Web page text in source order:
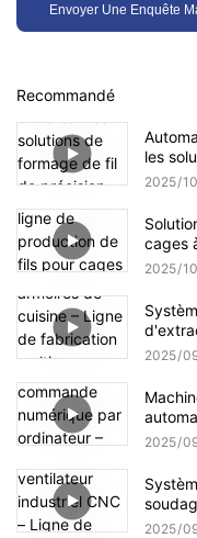
Envoyer Une Enquête
Recommandé
les
2025 10
cages
2025 10
Ligne
2025
acier
qualité
2025
2025